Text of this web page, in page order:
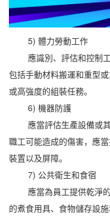
5) 體力勞動工作
應識別、評估和控制工
包括手動材料搬運和重型
或高強度的組裝任務。
6) 機器防護
應當評估生產設備或其
職工可能造成的傷害，應
裝置以及屏障。
7) 公共衛生和食宿
應當為員工提供乾淨的
的煮食用具、食物儲存設